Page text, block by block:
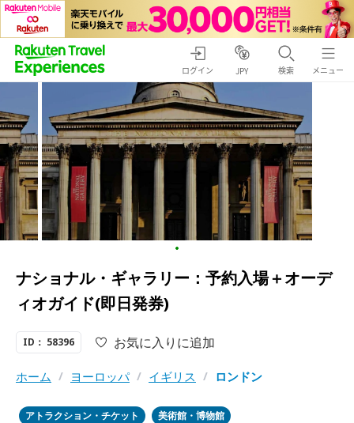
ログイン JPY 検索 メニュー
ナショナル・ギャラリー：予約入場＋オーデ
ィオガイド(即日発券)
ID： 58396 お気に入りに追加
ホーム / ヨーロッパ / イギリス / ロンドン
アトラクション・チケット
美術館・博物館